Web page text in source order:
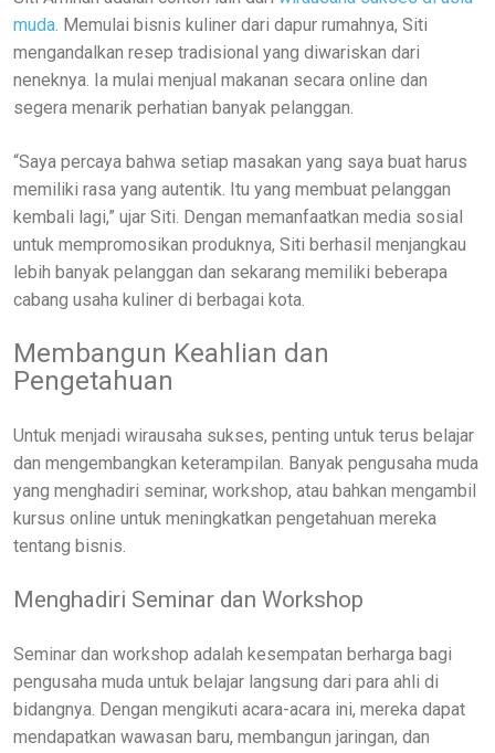
muda. Memulai bisnis kuliner dari dapur rumahnya, Siti
mengandalkan resep tradisional yang diwariskan dari
neneknya. Ia mulai menjual makanan secara online dan
segera menarik perhatian banyak pelanggan.
“Saya percaya bahwa setiap masakan yang saya buat harus
memiliki rasa yang autentik. Itu yang membuat pelanggan
kembali lagi,” ujar Siti. Dengan memanfaatkan media sosial
untuk mempromosikan produknya, Siti berhasil menjangkau
lebih banyak pelanggan dan sekarang memiliki beberapa
cabang usaha kuliner di berbagai kota.
Membangun Keahlian dan
Pengetahuan
Untuk menjadi wirausaha sukses, penting untuk terus belajar
dan mengembangkan keterampilan. Banyak pengusaha muda
yang menghadiri seminar, workshop, atau bahkan mengambil
kursus online untuk meningkatkan pengetahuan mereka
tentang bisnis.
Menghadiri Seminar dan Workshop
Seminar dan workshop adalah kesempatan berharga bagi
pengusaha muda untuk belajar langsung dari para ahli di
bidangnya. Dengan mengikuti acara-acara ini, mereka dapat
mendapatkan wawasan baru, membangun jaringan, dan